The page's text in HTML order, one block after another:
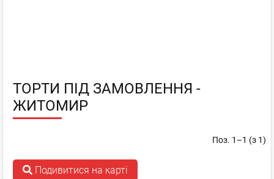
ТОРТИ ПІД ЗАМОВЛЕННЯ -
ЖИТОМИР
Поз. 1–1 (з 1)
Подивитися на карті